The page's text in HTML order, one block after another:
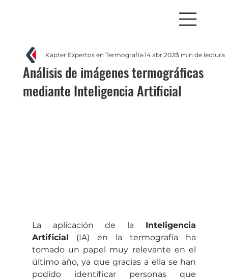
Análisis de imágenes termográficas
mediante Inteligencia Artificial
Kapter Expertos en Termografía 14 abr 20253 min de lectura
La aplicación de la Inteligencia
Artificial (IA) en la termografía ha
tomado un papel muy relevante en el
último año, ya que gracias a ella se han
podido identificar personas que